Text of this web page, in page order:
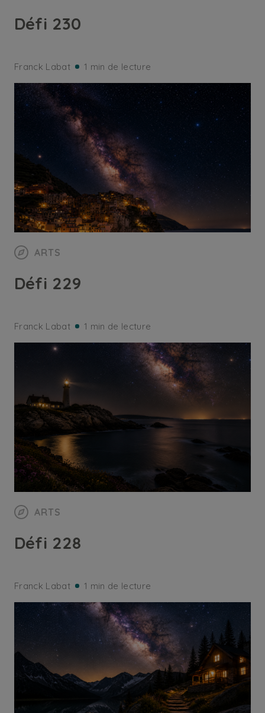
Défi 230
Franck Labat 1 min de lecture
ARTS
Défi 229
Franck Labat 1 min de lecture
ARTS
Défi 228
Franck Labat 1 min de lecture